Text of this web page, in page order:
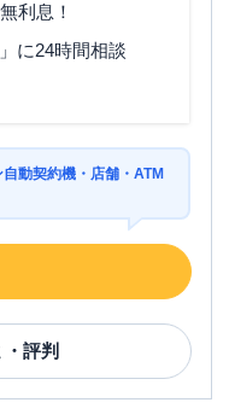
利息！
に24時間相談
動契約機・店舗・ATM
評判